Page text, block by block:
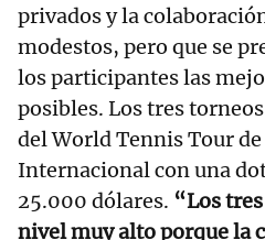
privados y la
modestos, pero que se
los participantes las
posibles. Los tres
del World Tennis Tour
Internacional con una
25.000 dólares. “Los
nivel muy alto porque la